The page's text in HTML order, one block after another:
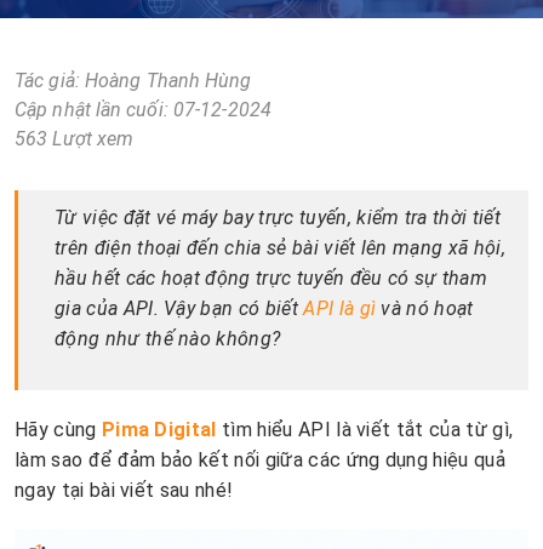
Tác giả: Hoàng Thanh Hùng
Cập nhật lần cuối: 07-12-2024
563 Lượt xem
Từ việc đặt vé máy bay trực tuyến, kiểm tra thời tiết
trên điện thoại đến chia sẻ bài viết lên mạng xã hội,
hầu hết các hoạt động trực tuyến đều có sự tham
gia của API. Vậy bạn có biếtAPI là gì và nó hoạt
động như thế nào không?
Hãy cùng Pima Digital tìm hiểu API là viết tắt của từ gì,
làm sao để đảm bảo kết nối giữa các ứng dụng hiệu quả
ngay tại bài viết sau nhé!